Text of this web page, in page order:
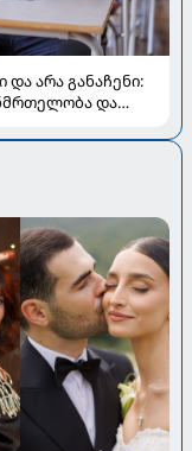
არა განაჩენი:
და